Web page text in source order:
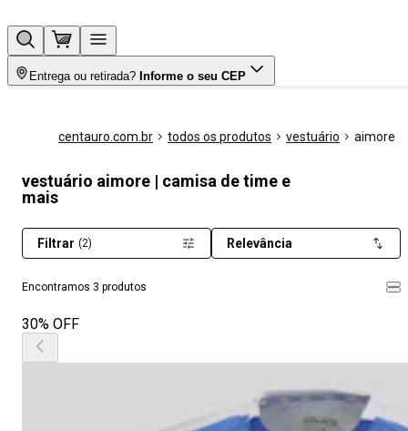
Entrega ou retirada? Informe o seu CEP
centauro.com.br todos os produtos vestuário aimore
vestuário aimore | camisa de time e
mais
Encontramos 3 produtos
Filtrar (2) Relevância
30% OFF